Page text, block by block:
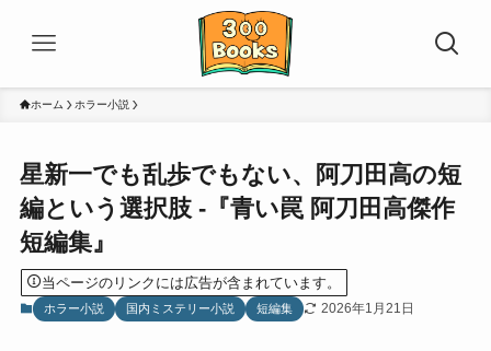
ホーム ホラー小説
星新一でも乱歩でもない、阿刀田高の短
編という選択肢 -『青い罠 阿刀田高傑作
短編集』
当ページのリンクには広告が含まれています。
ホラー小説 国内ミステリー小説 短編集 2026年1月21日